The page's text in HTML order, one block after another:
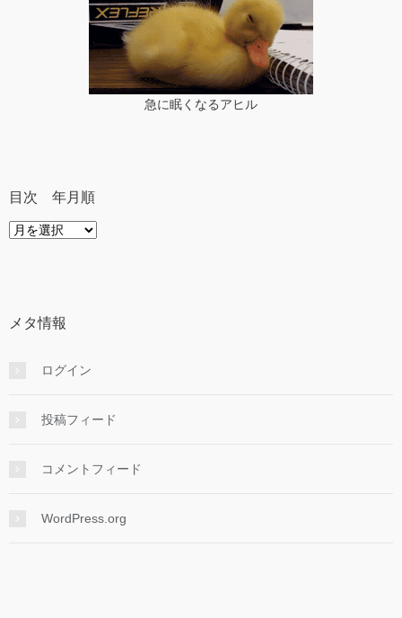
急に眠くなるアヒル
目次 年月順
目
メタ情報
ログイン
投稿フィード
コメントフィード
WordPress.org